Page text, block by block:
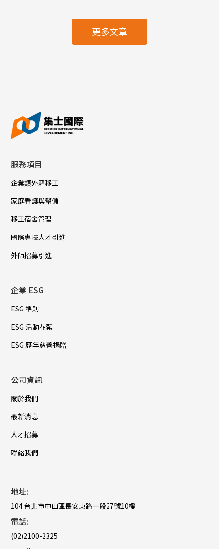
更多文章
服務項目
企業類外籍移工
家庭看護與幫傭
移工宿舍管理
國際專技人才引進
外師招募引進
企業 ESG
ESG 準則
ESG 活動花絮
ESG 歷年慈善捐贈
公司資訊
關於我們
最新消息
人才招募
聯絡我們
地址:
104 台北市中山區長安東路一段27號10樓
電話:
(02)2100-2325